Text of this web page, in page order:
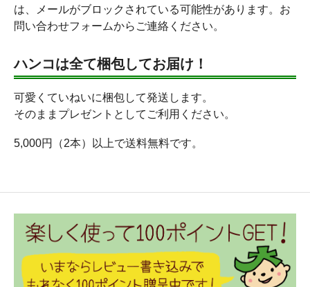
は、メールがブロックされている可能性があります。お
問い合わせフォームからご連絡ください。
ハンコは全て梱包してお届け！
可愛くていねいに梱包して発送します。
そのままプレゼントとしてご利用ください。
5,000円（2本）以上で送料無料です。